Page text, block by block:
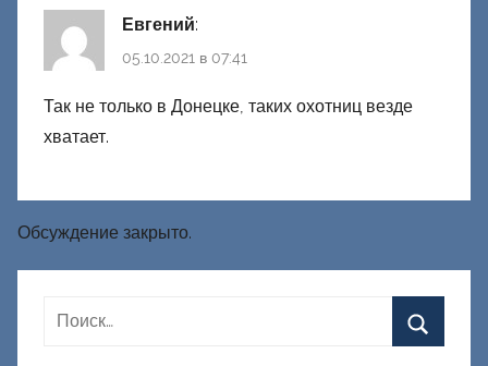
Евгений:
05.10.2021 в 07:41
Так не только в Донецке, таких охотниц везде
хватает.
Обсуждение закрыто.